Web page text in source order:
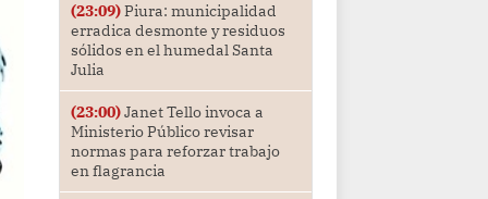
(23:09)Piura: municipalidad
erradica desmonte y residuos
sólidos en el humedal Santa
Julia
(23:00)Janet Tello invoca a
Ministerio Público revisar
normas para reforzar trabajo
en flagrancia